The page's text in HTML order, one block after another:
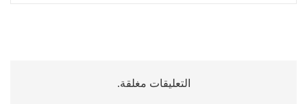
التعليقات مغلقة.